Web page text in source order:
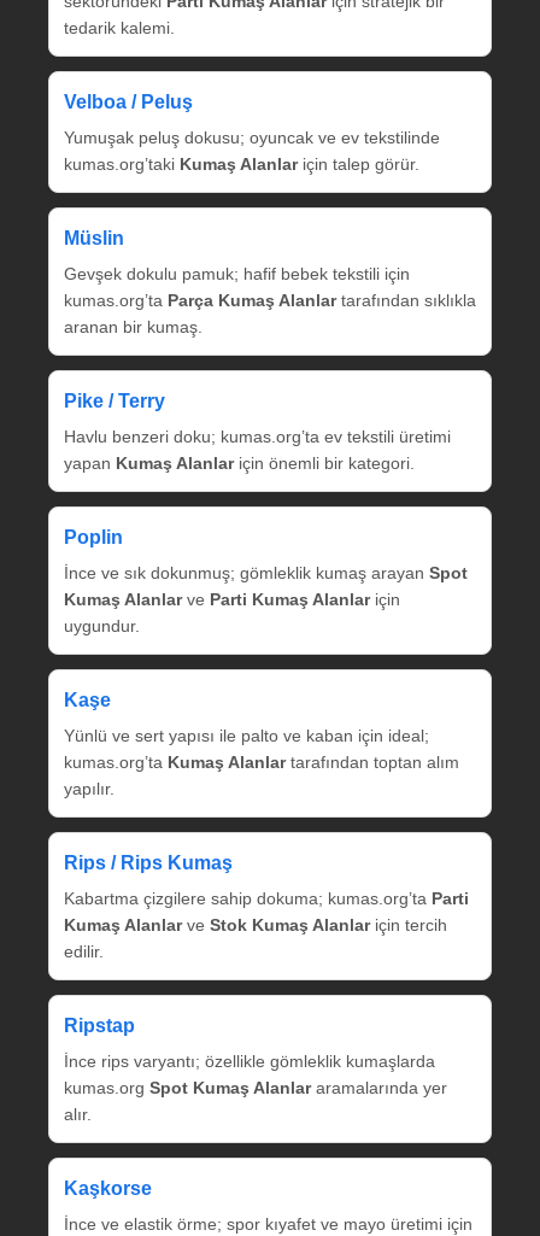
tedarik kalemi.
Velboa / Peluş
Yumuşak peluş dokusu; oyuncak ve ev tekstilinde
kumas.org’taki Kumaş Alanlariçin talep görür.
Müslin
Gevşek dokulu pamuk; hafif bebek tekstili için
kumas.org’ta Parça Kumaş Alanlartarafından sıklıkla
aranan bir kumaş.
Pike / Terry
Havlu benzeri doku; kumas.org’ta ev tekstili üretimi
yapan Kumaş Alanlariçin önemli bir kategori.
Poplin
İnce ve sık dokunmuş; gömleklik kumaş arayan Spot
Kumaş Alanlarve Parti Kumaş Alanlariçin
uygundur.
Kaşe
Yünlü ve sert yapısı ile palto ve kaban için ideal;
kumas.org’ta Kumaş Alanlartarafından toptan alım
yapılır.
Rips / Rips Kumaş
Kabartma çizgilere sahip dokuma; kumas.org’ta Parti
Kumaş Alanlarve Stok Kumaş Alanlariçin tercih
edilir.
Ripstap
İnce rips varyantı; özellikle gömleklik kumaşlarda
kumas.org Spot Kumaş Alanlararamalarında yer
alır.
Kaşkorse
İnce ve elastik örme; spor kıyafet ve mayo üretimi için